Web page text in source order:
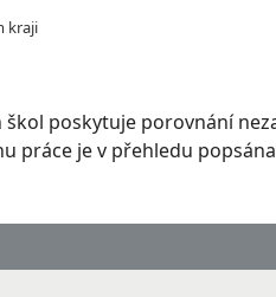
kraji
poskytuje porovnání
práce je v přehledu